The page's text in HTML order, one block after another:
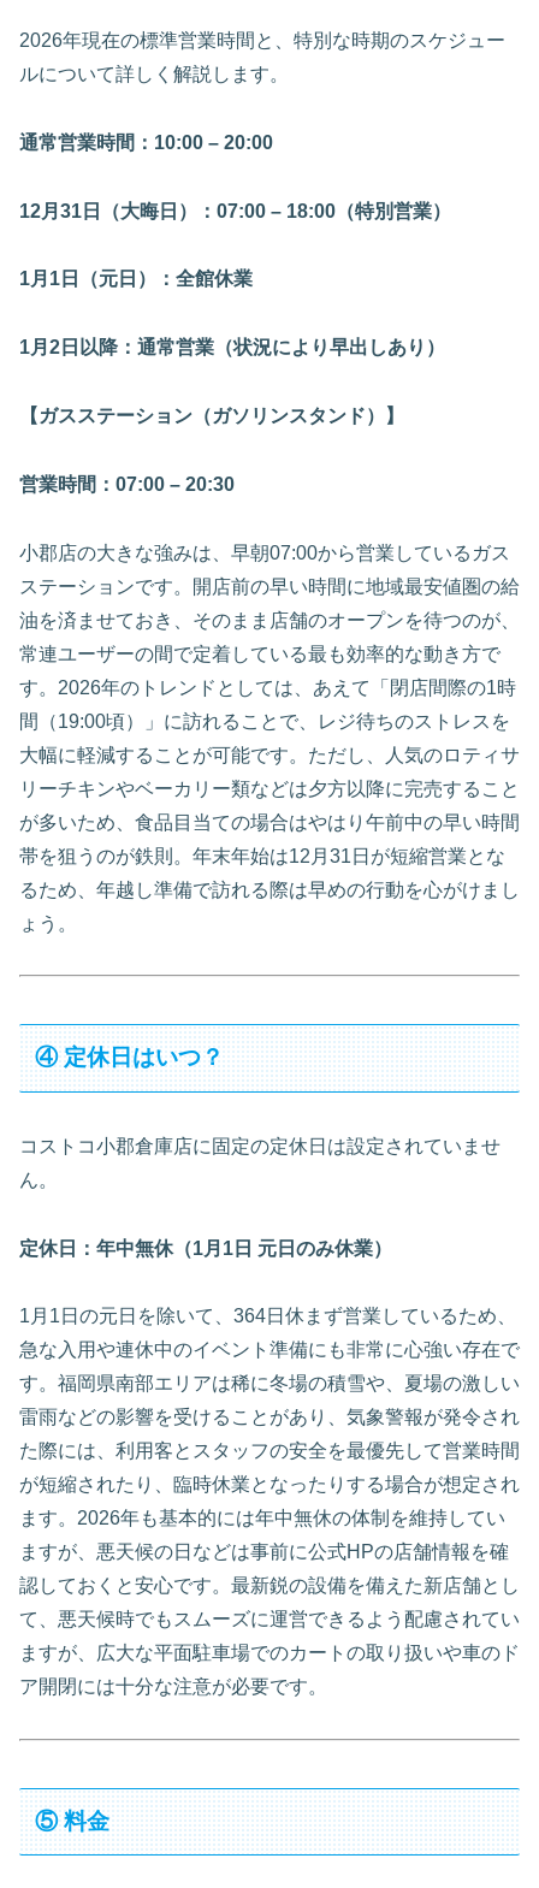
2026年現在の標準営業時間と、特別な時期のスケジュー
ルについて詳しく解説します。
通常営業時間：10:00 – 20:00
12月31日（大晦日）：07:00 – 18:00（特別営業）
1月1日（元日）：全館休業
1月2日以降：通常営業（状況により早出しあり）
【ガスステーション（ガソリンスタンド）】
営業時間：07:00 – 20:30
小郡店の大きな強みは、早朝07:00から営業しているガス
ステーションです。開店前の早い時間に地域最安値圏の給
油を済ませておき、そのまま店舗のオープンを待つのが、
常連ユーザーの間で定着している最も効率的な動き方で
す。2026年のトレンドとしては、あえて「閉店間際の1時
間（19:00頃）」に訪れることで、レジ待ちのストレスを
大幅に軽減することが可能です。ただし、人気のロティサ
リーチキンやベーカリー類などは夕方以降に完売すること
が多いため、食品目当ての場合はやはり午前中の早い時間
帯を狙うのが鉄則。年末年始は12月31日が短縮営業とな
るため、年越し準備で訪れる際は早めの行動を心がけまし
ょう。
④ 定休日はいつ？
コストコ小郡倉庫店に固定の定休日は設定されていませ
ん。
定休日：年中無休（1月1日 元日のみ休業）
1月1日の元日を除いて、364日休まず営業しているため、
急な入用や連休中のイベント準備にも非常に心強い存在で
す。福岡県南部エリアは稀に冬場の積雪や、夏場の激しい
雷雨などの影響を受けることがあり、気象警報が発令され
た際には、利用客とスタッフの安全を最優先して営業時間
が短縮されたり、臨時休業となったりする場合が想定され
ます。2026年も基本的には年中無休の体制を維持してい
ますが、悪天候の日などは事前に公式HPの店舗情報を確
認しておくと安心です。最新鋭の設備を備えた新店舗とし
て、悪天候時でもスムーズに運営できるよう配慮されてい
ますが、広大な平面駐車場でのカートの取り扱いや車のド
ア開閉には十分な注意が必要です。
⑤ 料金